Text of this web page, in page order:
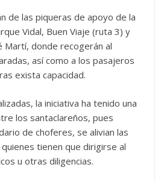
de las piqueras de apoyo de la
Vidal, Buen Viaje (ruta 3) y
Martí, donde recogerán al
así como a los pasajeros
exista capacidad.
la iniciativa ha tenido una
los santaclareños, pues
de choferes, se alivian las
tienen que dirigirse al
u otras diligencias.